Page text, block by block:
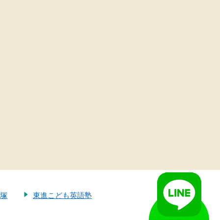
東進こども英語塾